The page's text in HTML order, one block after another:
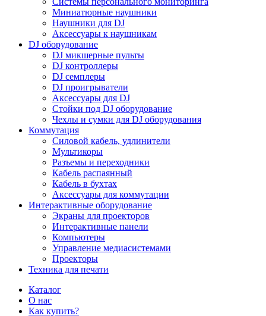
Миниатюрные наушники
Наушники для DJ
Аксессуары к наушникам
DJ оборудование
DJ микшерные пульты
DJ контроллеры
DJ семплеры
DJ проигрыватели
Аксессуары для DJ
Стойки под DJ оборудование
Чехлы и сумки для DJ оборудования
Коммутация
Силовой кабель, удлинители
Мультикоры
Разъемы и переходники
Кабель распаянный
Кабель в бухтах
Аксессуары для коммутации
Интерактивные оборудование
Экраны для проекторов
Интерактивные панели
Компьютеры
Управление медиасистемами
Проекторы
Техника для печати
Каталог
О нас
Как купить?